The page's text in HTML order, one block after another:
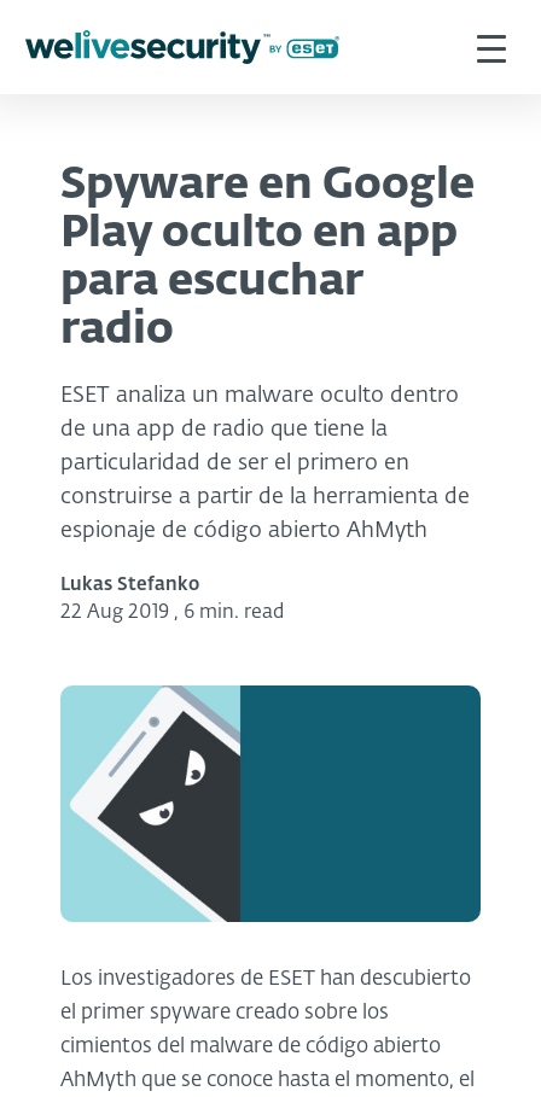
Spyware en Google
Play oculto en app
para escuchar
radio
ESET analiza un malware oculto dentro
de una app de radio que tiene la
particularidad de ser el primero en
construirse a partir de la herramienta de
espionaje de código abierto AhMyth
Lukas Stefanko
22 Aug 2019 , 6 min. read
Los investigadores de ESET han descubierto
el primer spyware creado sobre los
cimientos del malware de código abierto
AhMyth que se conoce hasta el momento, el